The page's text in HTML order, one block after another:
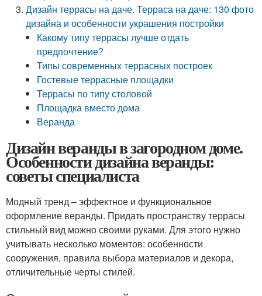
Дизайн террасы на даче. Терраса на даче: 130 фото
дизайна и особенности украшения постройки
Какому типу террасы лучше отдать
предпочтение?
Типы современных террасных построек
Гостевые террасные площадки
Террасы по типу столовой
Площадка вместо дома
Веранда
Дизайн веранды в загородном доме.
Особенности дизайна веранды:
советы специалиста
Модный тренд – эффектное и функциональное
оформление веранды. Придать пространству террасы
стильный вид можно своими руками. Для этого нужно
учитывать несколько моментов: особенности
сооружения, правила выбора материалов и декора,
отличительные черты стилей.